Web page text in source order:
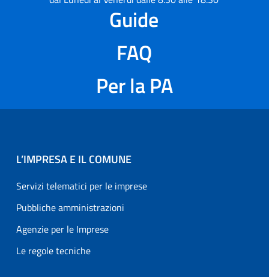
Guide
FAQ
Per la PA
L’IMPRESA E IL COMUNE
Servizi telematici per le imprese
Pubbliche amministrazioni
Agenzie per le Imprese
Le regole tecniche